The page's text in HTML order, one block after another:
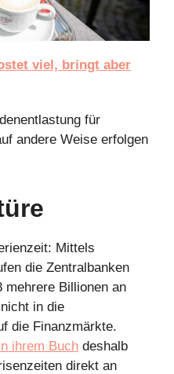
viel, bringt aber
für
andere Weise erfolgen
Mittels
die Zentralbanken
mehrere Billionen an
in die
die Finanzmärkte.
ihrem Buch deshalb
direkt an